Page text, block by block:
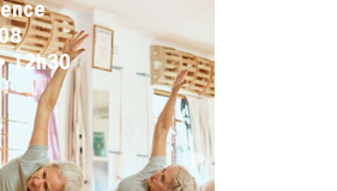
26 août • 14h00